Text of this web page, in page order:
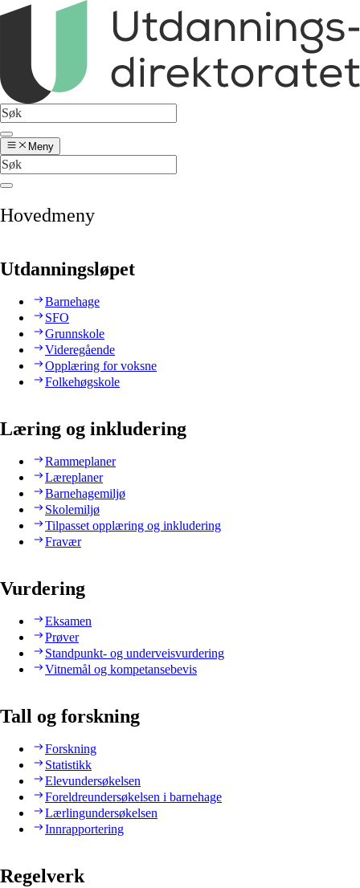
Meny
Hovedmeny
Utdanningsløpet
Barnehage
SFO
Grunnskole
Videregående
Opplæring for voksne
Folkehøgskole
Læring og inkludering
Rammeplaner
Læreplaner
Barnehagemiljø
Skolemiljø
Tilpasset opplæring og inkludering
Fravær
Vurdering
Eksamen
Prøver
Standpunkt- og underveisvurdering
Vitnemål og kompetansebevis
Tall og forskning
Forskning
Statistikk
Elevundersøkelsen
Foreldreundersøkelsen i barnehage
Lærlingundersøkelsen
Innrapportering
Regelverk